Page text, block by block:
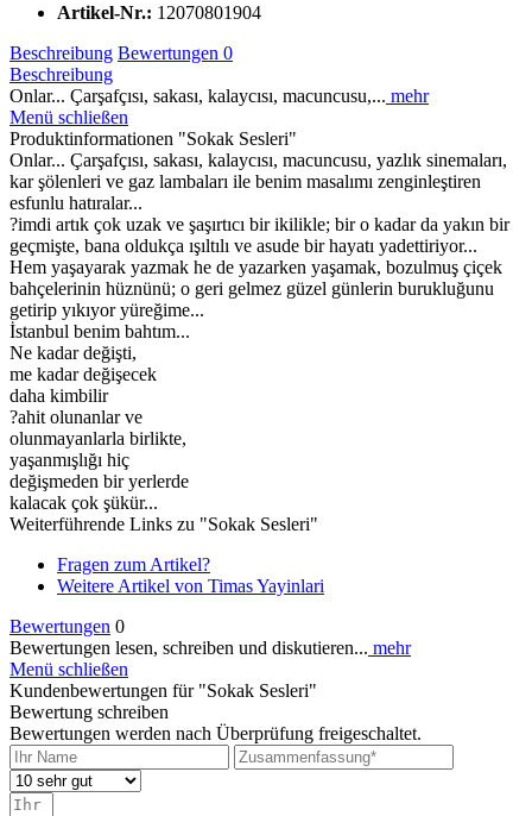
Artikel-Nr.: 12070801904
Beschreibung Bewertungen 0
Beschreibung
Onlar... Çarşafçısı, sakası, kalaycısı, macuncusu,... mehr
Menü schließen
Produktinformationen "Sokak Sesleri"
Onlar... Çarşafçısı, sakası, kalaycısı, macuncusu, yazlık sinemaları,
kar şölenleri ve gaz lambaları ile benim masalımı zenginleştiren
esfunlu hatıralar...
?imdi artık çok uzak ve şaşırtıcı bir ikilikle; bir o kadar da yakın bir
geçmişte, bana oldukça ışıltılı ve asude bir hayatı yadettiriyor...
Hem yaşayarak yazmak he de yazarken yaşamak, bozulmuş çiçek
bahçelerinin hüznünü; o geri gelmez güzel günlerin burukluğunu
getirip yıkıyor yüreğime...
İstanbul benim bahtım...
Ne kadar değişti,
me kadar değişecek
daha kimbilir
?ahit olunanlar ve
olunmayanlarla birlikte,
yaşanmışlığı hiç
değişmeden bir yerlerde
kalacak çok şükür...
Weiterführende Links zu "Sokak Sesleri"
Fragen zum Artikel?
Weitere Artikel von Timas Yayinlari
Bewertungen 0
Bewertungen lesen, schreiben und diskutieren... mehr
Menü schließen
Kundenbewertungen für "Sokak Sesleri"
Bewertung schreiben
Bewertungen werden nach Überprüfung freigeschaltet.